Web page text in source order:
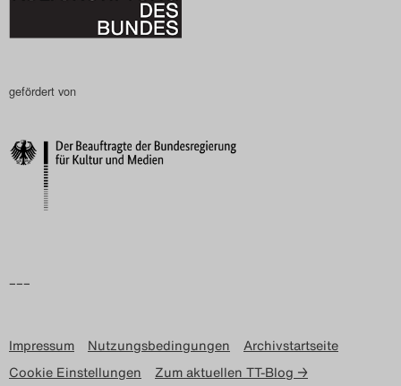
Search
gefördert von
–––
Impressum Nutzungsbedingungen
Archivstartseite
Cookie Einstellungen
Zum aktuellen TT-Blog →